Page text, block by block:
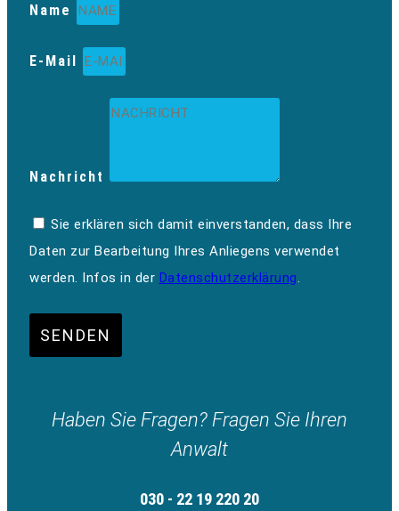
Name
E-Mail
Nachricht
Sie erklären sich damit einverstanden, dass Ihre
Daten zur Bearbeitung Ihres Anliegens verwendet
werden. Infos in der Datenschutzerklärung.
SENDEN
Haben Sie Fragen? Fragen Sie Ihren
Anwalt
030 - 22 19 220 20